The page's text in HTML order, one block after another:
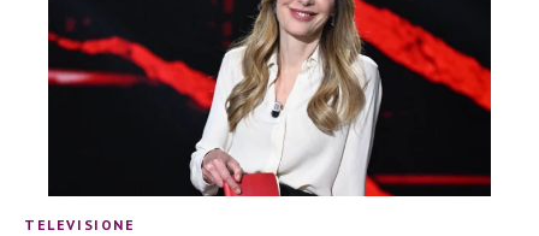
TELEVISIONE